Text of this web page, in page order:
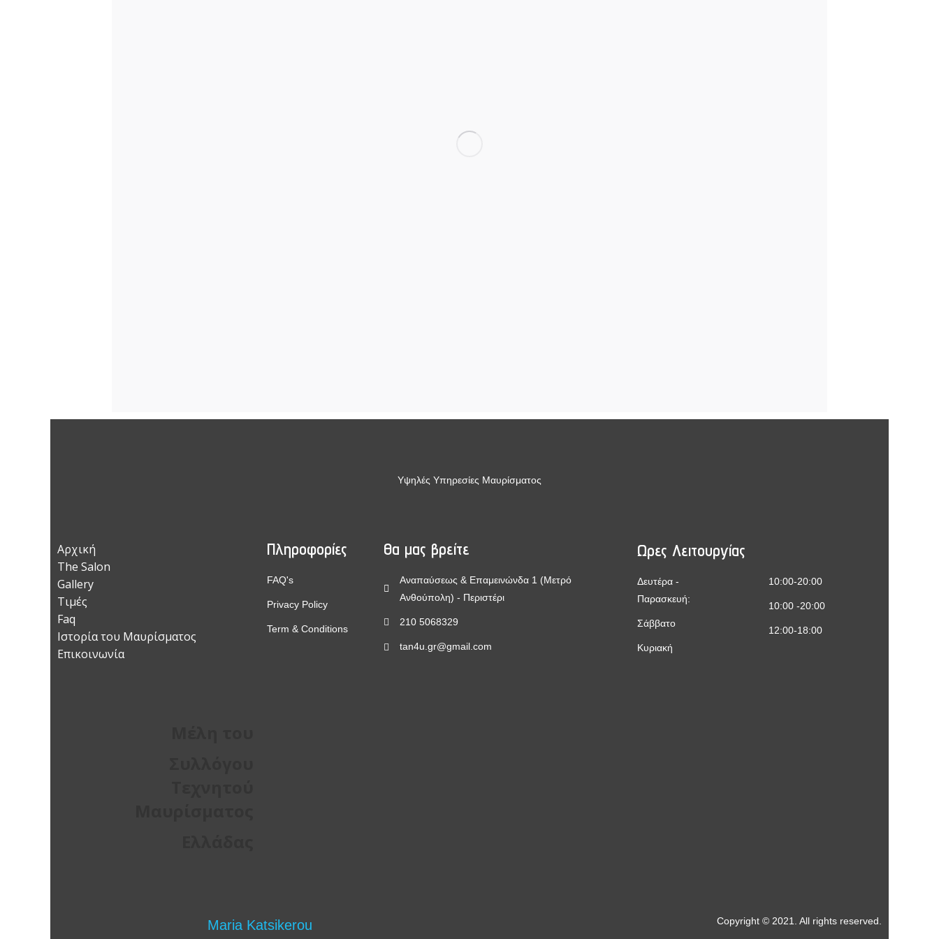
Υψηλές Υπηρεσίες Μαυρίσματος
Αρχική
The Salon
Gallery
Τιμές
Faq
Ιστορία του Μαυρίσματος
Επικοινωνία
Πληροφορίες
FAQ's
Privacy Policy
Term & Conditions
Θα μας βρείτε
Αναπαύσεως & Επαμεινώνδα 1 (Μετρό
Ανθούπολη) - Περιστέρι
210 5068329
tan4u.gr@gmail.com
Ωρες Λειτουργίας
Δευτέρα -
Παρασκευή:
Σάββατο
Κυριακή
10:00-20:00
10:00 -20:00
12:00-18:00
Maria Katsikerou Copyright © 2021. All rights reserved.